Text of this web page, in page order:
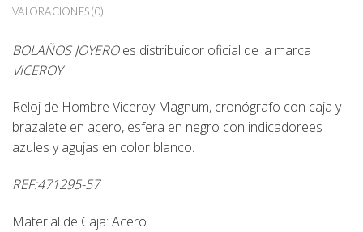
VALORACIONES (0)
BOLAÑOS JOYERO es distribuidor oficial de la marca
VICEROY
Reloj de Hombre Viceroy Magnum, cronógrafo con caja y
brazalete en acero, esfera en negro con indicadorees
azules y agujas en color blanco.
REF:471295-57
Material de Caja: Acero